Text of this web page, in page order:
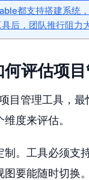
都支持搭建系统
后，团队推行阻力
评估项
目管理工具，
度来评估。
制。工具必须支
要能随时切换